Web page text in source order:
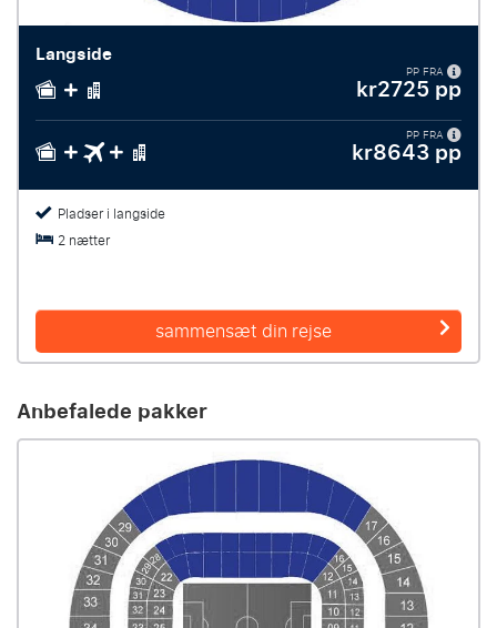
Langside
PP FRA
kr2725 pp
PP FRA
kr8643 pp
Pladser i langside
2 nætter
sammensæt din rejse
Anbefalede pakker